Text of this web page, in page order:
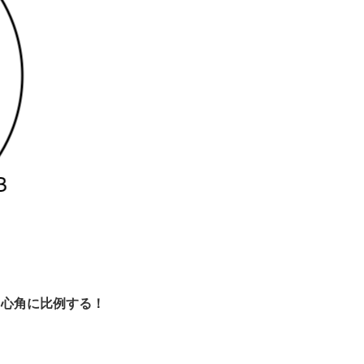
角に比例する！